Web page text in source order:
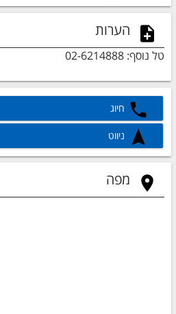
הערות
טל נוסף: 02-6214888
חיוג
ניווט
מפה